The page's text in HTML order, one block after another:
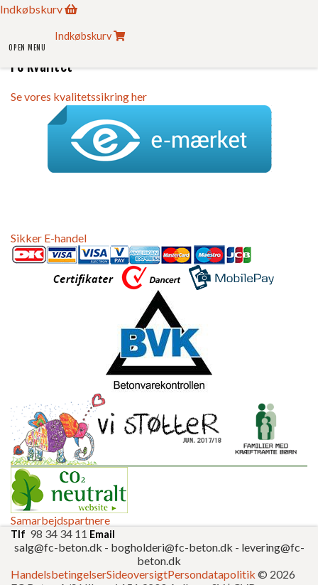
Indkøbskurv
OPEN MENU
Indkøbskurv
Om FC
Indkøbskurv
FC Kvalitet
Se vores kvalitetssikring her
Sikker E-handel
Samarbejdspartnere
Tlf 98 34 34 11 Email
salg@fc-beton.dk - bogholderi@fc-beton.dk - levering@fc-
beton.dk
HandelsbetingelserSideoversigtPersondatapolitik © 2026